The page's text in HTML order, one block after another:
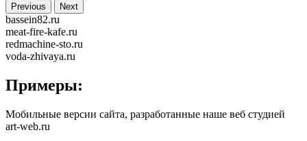
Previous Next
bassein82.ru
meat-fire-kafe.ru
redmachine-sto.ru
voda-zhivaya.ru
Примеры:
Мобильные версии сайта, разработанные наше веб студией
art-web.ru